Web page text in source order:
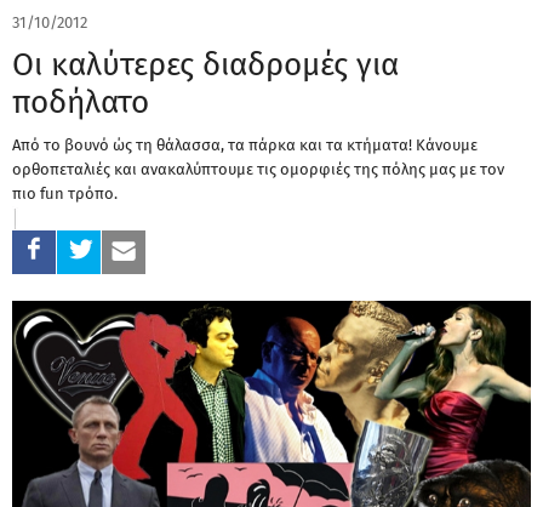
31/10/2012
Οι καλύτερες διαδρομές για
ποδήλατο
Από το βουνό ώς τη θάλασσα, τα πάρκα και τα κτήματα! Κάνουμε
ορθοπεταλιές και ανακαλύπτουμε τις ομορφιές της πόλης μας με τον
πιο fun τρόπο.